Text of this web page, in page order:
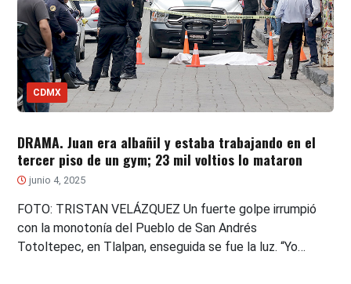
CDMX
DRAMA. Juan era albañil y estaba trabajando en el
tercer piso de un gym; 23 mil voltios lo mataron
junio 4, 2025
FOTO: TRISTAN VELÁZQUEZ Un fuerte golpe irrumpió
con la monotonía del Pueblo de San Andrés
Totoltepec, en Tlalpan, enseguida se fue la luz. “Yo…